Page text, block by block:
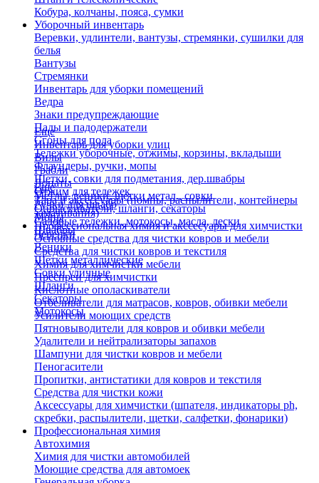
Кобура, колчаны, пояса, сумки
Уборочный инвентарь
Веревки, удлинтели, вантузы, стремянки, сушилки для
белья
Вантузы
Стремянки
Инвентарь для уборки помещений
Ведра
Знаки предупреждающие
Пады и падодержатели
Сгоны для пола
Тележки уборочные, отжимы, корзины, вкладыши
Флаундеры, ручки, мопы
Щетки, совки для подметания, дер.швабры
Отжим для тележек
Ручки для швабр
Мопы
Швабры
Еще
Инвентарь для уборки улиц
Вилы
Грабли
Лопаты
Метлы, веники, щетки метал., совки
Опрыскиватели, шланги, секаторы
Садовые тележки, мотокосы, масла, лески
Черенки
Веники
Щетки металлические
Совки уличные
Шланги
Секаторы
Мотокосы
Еще
Тара и аксессуары (помпы, распылители, контейнеры
замачивания)
Профессиональная химия и акссесуары для химчистки
Основные средства для чистки ковров и мебели
Средства для чистки ковров и текстиля
Химия для химчистки мебели
Преспреи для химчистки
Кислотные ополаскиватели
Отбеливатели для матрасов, ковров, обивки мебели
Усилители моющих средств
Пятновыводители для ковров и обивки мебели
Удалители и нейтрализаторы запахов
Шампуни для чистки ковров и мебели
Пеногасители
Пропитки, антистатики для ковров и текстиля
Средства для чистки кожи
Аксессуары для химчистки (шпателя, индикаторы ph,
скребки, распылители, щетки, салфетки, фонарики)
Профессиональная химия
Автохимия
Химия для чистки автомобилей
Моющие средства для автомоек